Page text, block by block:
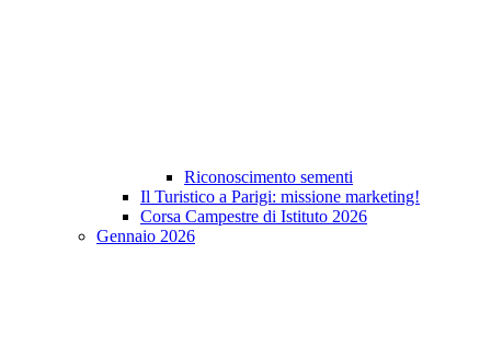
Riconoscimento sementi
Il Turistico a Parigi: missione marketing!
Corsa Campestre di Istituto 2026
Gennaio 2026